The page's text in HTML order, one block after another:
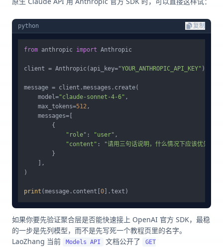
python 复制
from anthropic import Anthropic
client = Anthropic(api_key="YOUR_ANTHROPIC_API_KEY" )
message = client.messages.create(
    model=
"claude-sonnet-4-6" ,
    max_tokens=
512,
    messages=[
        {
"role" : "user" ,
"content" :
"请用三句话说明，什么情况下应该优先
        }
    ],
)
print (message.content[ 0
如果你要先验证聚合层是否能快速接上 OpenAI 官方 SDK，最稳
的一步是先列模型，而不是先写死一个教程页里的名字。
LaoZhang 当前
Models API 文档公开了
GET